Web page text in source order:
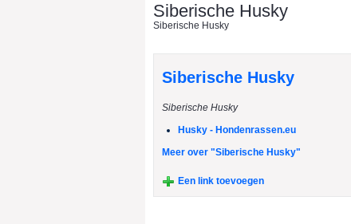
Siberische Husky
Siberische Husky
Siberische Husky
Siberische Husky
Husky - Hondenrassen.eu
Meer over "Siberische Husky"
Een link toevoegen